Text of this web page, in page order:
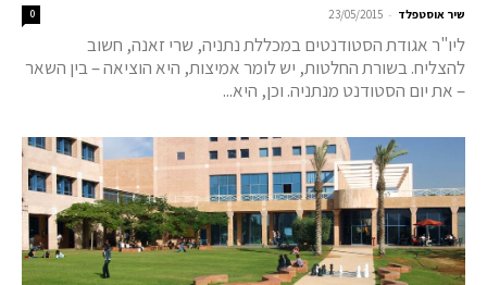
שיר אוסטפלד -
23/05/2015
0
ליו"ר אגודת הסטודנטים במכללת נתניה, שרי זאנה, חשוב
להצליח. בשורת החלטות, יש לומר אמיצות, היא הוציאה – בין השאר
– את יום הסטודנט מנתניה. וכן, היא...